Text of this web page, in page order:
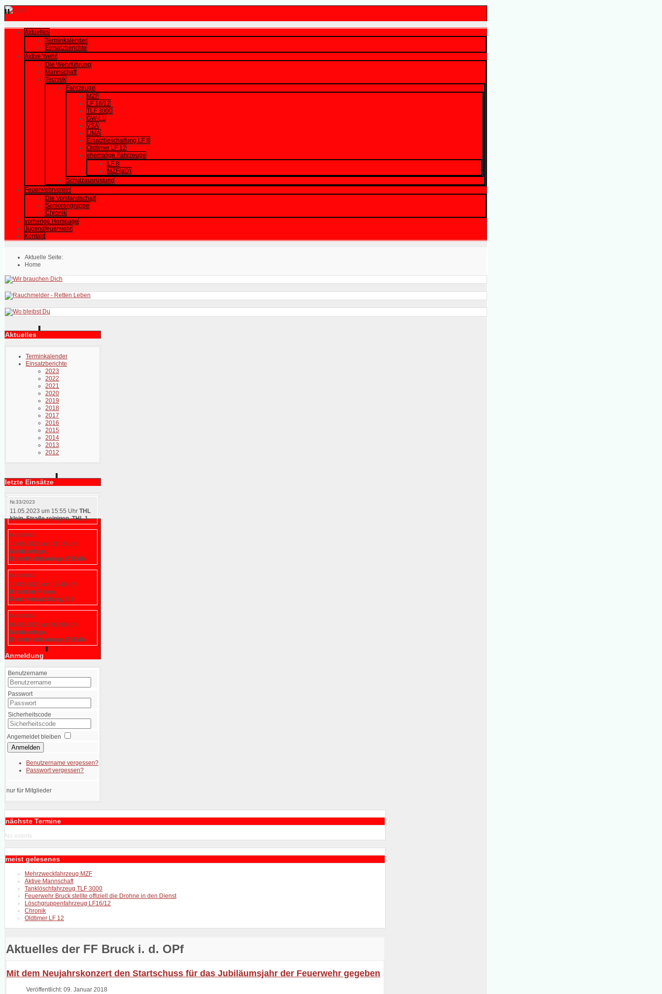
Aktuelles
Terminkalender
Einsatzberichte
Aktive Wehr
Die Wehrführung
Mannschaft
Technik
Fahrzeuge
MZF
LF 16/12
TLF 3000
GW-L1
VSA
LiMA
Ersatzbeschaffung LF 8
Oldtimer LF 12
ehemalige Fahrzeuge
LF 8
MZF(aD)
Schutzausrüstung
Feuerwehrverein
Die Vorstandschaft
Seniorengruppe
Chronik
vorherige Hompage
Jugendfeuerwehr
Kontakt
Aktuelle Seite:
Home
Aktuelles
Terminkalender
Einsatzberichte
2023
2022
2021
2020
2019
2018
2017
2016
2015
2014
2013
2012
letzte Einsätze
Nr.33/2023
11.05.2023 um 15:55 Uhr THL
klein, Straße reinigen, THL 1
Nr.32/2023
10.05.2023 um 21:15 Uhr
Meldeanlage,
Brandmeldeanlage, B BMA
Nr.31/2023
10.05.2023 um 19:40 Uhr
Brand im Freien,
Rauchentwicklung, B 1
Nr.30/2023
06.05.2023 um 03:00 Uhr
Meldeanlage,
Brandmeldeanlage, B BMA
Anmeldung
Benutzername
Passwort
Sicherheitscode
Angemeldet bleiben
Anmelden
Benutzername vergessen?
Passwort vergessen?
nur für Mitglieder
nächste Termine
No events
meist gelesenes
Mehrzweckfahrzeug MZF
Aktive Mannschaft
Tanklöschfahrzeug TLF 3000
Feuerwehr Bruck stellte offiziell die Drohne in den Dienst
Löschgruppenfahrzeug LF16/12
Chronik
Oldtimer LF 12
Aktuelles der FF Bruck i. d. OPf
Mit dem Neujahrskonzert den Startschuss für das Jubiläumsjahr der Feuerwehr gegeben
Veröffentlicht: 09. Januar 2018